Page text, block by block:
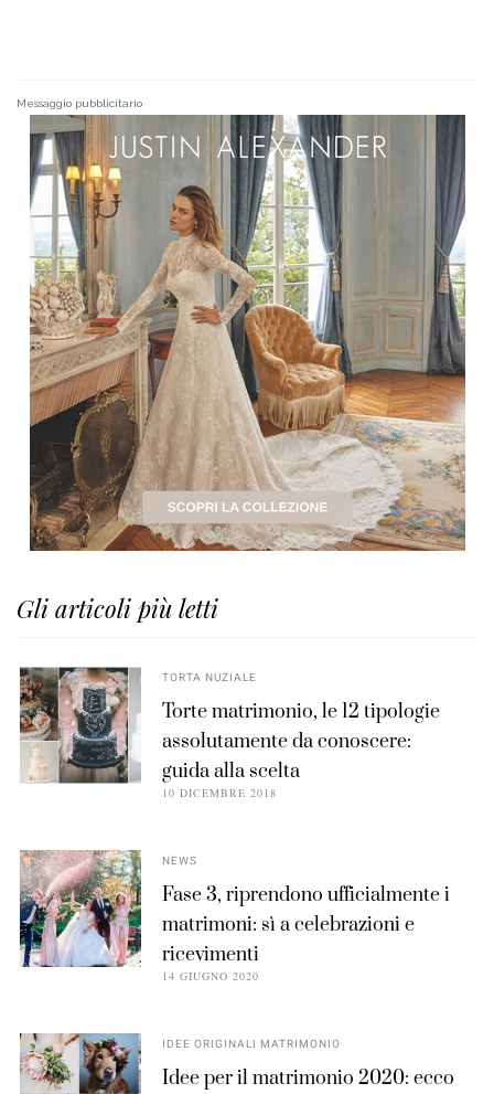
Messaggio pubblicitario
Gli articoli più letti
TORTA NUZIALE
Torte matrimonio, le 12 tipologie
assolutamente da conoscere:
guida alla scelta
10 DICEMBRE 2018
NEWS
Fase 3, riprendono ufficialmente i
matrimoni: sì a celebrazioni e
ricevimenti
14 GIUGNO 2020
IDEE ORIGINALI MATRIMONIO
Idee per il matrimonio 2020: ecco